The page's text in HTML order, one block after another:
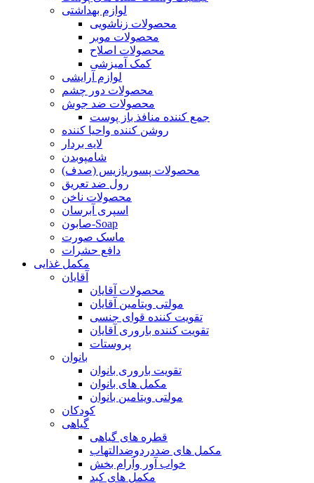
لوازم بهداشتی
محصولات زناشویی
محصولات موبر
محصولات اصلاح
کمک آمیزشی
لوازم آرایشی
محصولات دور چشم
محصولات ضد جوش
جمع کننده منافذ باز پوست
روشن کننده واحیا کننده
لایه بردار
شامپوبدن
محصولات پسوریازیس (صدف)
رول ضد تعریق
محصولات ناخن
اسپری آبرسان
صابون-Soap
ماسک صورت
دافع حشرات
مکمل غذایی
آقایان
محصولات آقایان
مولتی ویتامین آقایان
تقویت کننده قوای جنسی
تقویت کننده باروری آقایان
پروستات
بانوان
تقویت باروری بانوان
مکمل های بانوان
مولتی ویتامین بانوان
کودکان
گیاهی
قطره های گیاهی
مکمل های ضددردوضدالتهاب
خواب آور وآرام بخش
مکمل های کبد